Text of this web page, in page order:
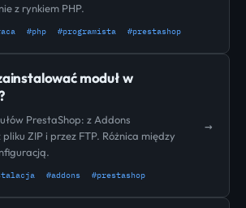
z rynkiem PHP.
#php #programista #prestashop
moduł w
PrestaShop: z Addons
ZIP i przez FTP. Różnica między
#addons #prestashop
→